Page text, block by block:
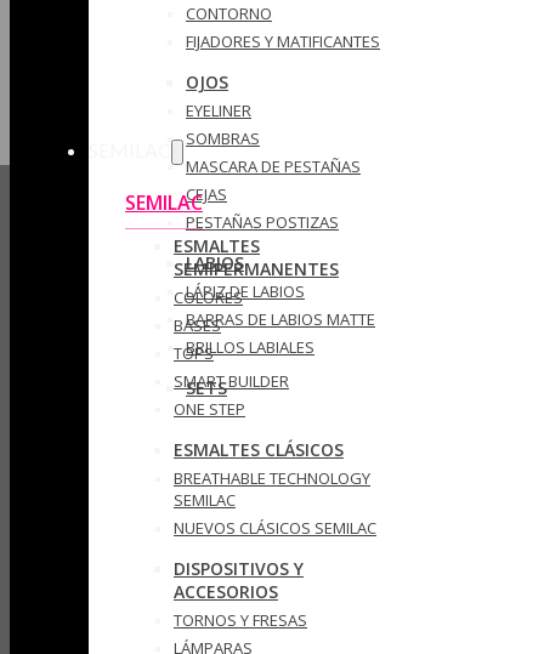
CONTORNO
FIJADORES Y MATIFICANTES
OJOS
EYELINER
SOMBRAS
MASCARA DE PESTAÑAS
CEJAS
PESTAÑAS POSTIZAS
LABIOS
LÁPIZ DE LABIOS
BARRAS DE LABIOS MATTE
BRILLOS LABIALES
SETS
SEMILAC
ESMALTES
SEMIPERMANENTES
COLORES
BASES
TOPS
SMART BUILDER
ONE STEP
ESMALTES CLÁSICOS
BREATHABLE TECHNOLOGY
SEMILAC
NUEVOS CLÁSICOS SEMILAC
DISPOSITIVOS Y
ACCESORIOS
TORNOS Y FRESAS
LÁMPARAS